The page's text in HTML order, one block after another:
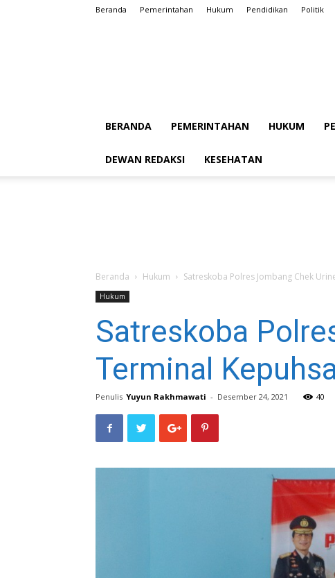
Beranda Pemerintahan Hukum Pendidikan Politik
BERANDA PEMERINTAHAN HUKUM
DEWAN REDAKSI KESEHATAN
Beranda Hukum Satreskoba Polres Jombang Chek
Hukum
Satreskoba
Terminal
Penulis Yuyun Rakhmawati - Desember 24, 2021 40